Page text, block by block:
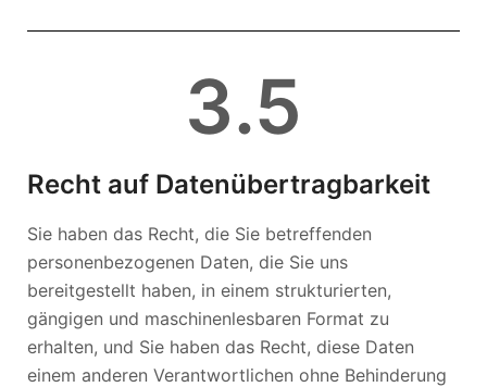
3.5
Recht auf Datenübertragbarkeit
Sie haben das Recht, die Sie betreffenden
personenbezogenen Daten, die Sie uns
bereitgestellt haben, in einem strukturierten,
gängigen und maschinenlesbaren Format zu
erhalten, und Sie haben das Recht, diese Daten
einem anderen Verantwortlichen ohne Behinderung